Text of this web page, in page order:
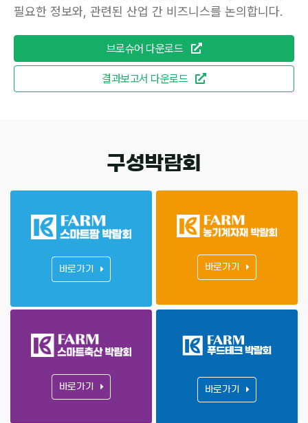
필요한 정보와, 관련된 산업 간 비즈니스를 논의합니다.
브로슈어 다운로드
결과보고서 다운로드
구성박람회
바로가기 바로가기
바로가기 바로가기